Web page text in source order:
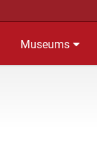
Museums